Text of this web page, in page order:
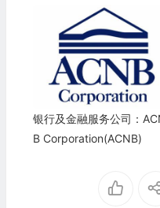
银行及金融服务公司：
B Corporation(ACNB)